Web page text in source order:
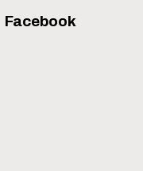
Facebook